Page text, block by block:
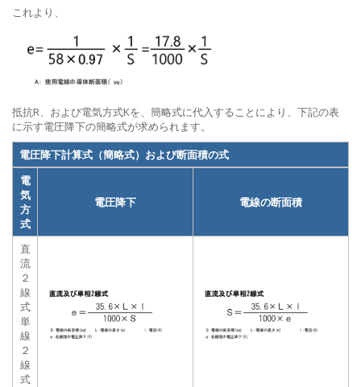
これより、
抵抗R、および電気方式Kを、簡略式に代入することにより、下記の表
に示す電圧降下の簡略式が求められます。
電圧降下計算式（簡略式）および断面積の式
電
気
方
式
電圧降下 電線の断面積
直
流
２
線
式
単
線
２
線
式